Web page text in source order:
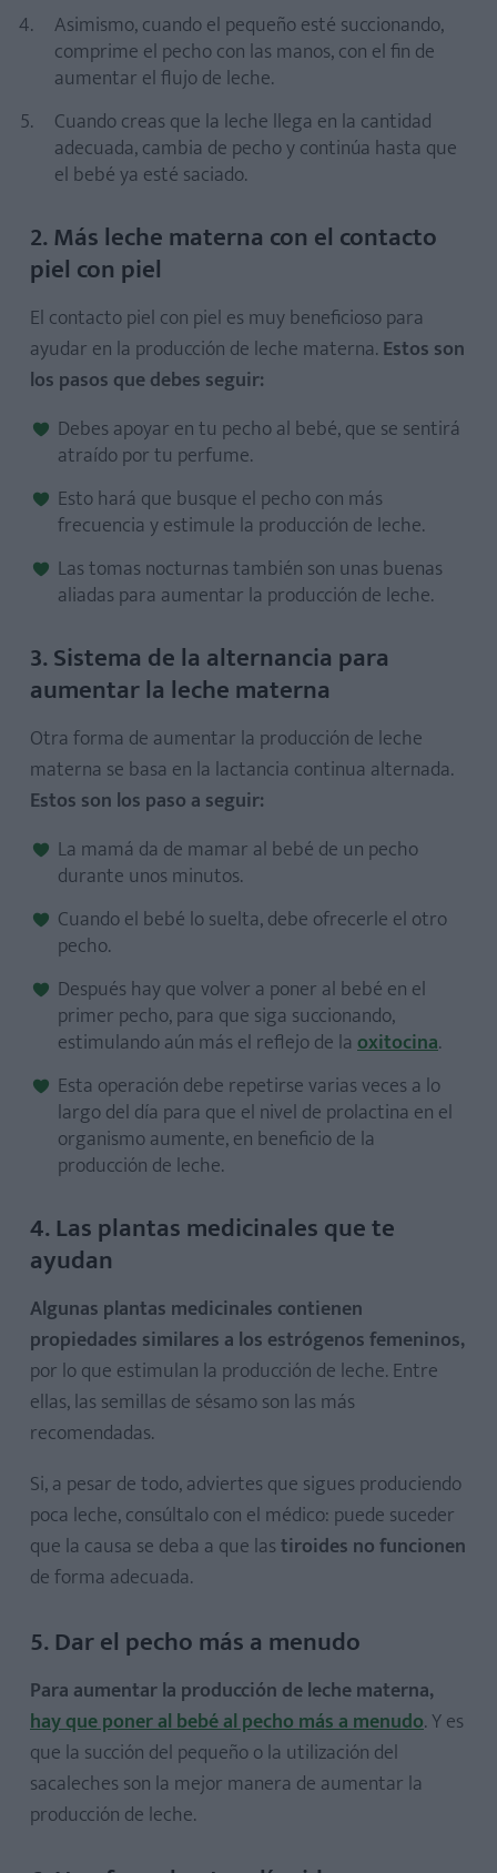
Asimismo, cuando el pequeño esté succionando,
comprime el pecho con las manos, con el fin de
aumentar el flujo de leche.
Cuando creas que la leche llega en la cantidad
adecuada, cambia de pecho y continúa hasta que
el bebé ya esté saciado.
2. Más leche materna con el contacto
piel con piel
El contacto piel con piel es muy beneficioso para
ayudar en la producción de leche materna. Estos son
los pasos que debes seguir:
Debes apoyar en tu pecho al bebé, que se sentirá
atraído por tu perfume.
Esto hará que busque el pecho con más
frecuencia y estimule la producción de leche.
Las tomas nocturnas también son unas buenas
aliadas para aumentar la producción de leche.
3. Sistema de la alternancia para
aumentar la leche materna
Otra forma de aumentar la producción de leche
materna se basa en la lactancia continua alternada.
Estos son los paso a seguir:
La mamá da de mamar al bebé de un pecho
durante unos minutos.
Cuando el bebé lo suelta, debe ofrecerle el otro
pecho.
Después hay que volver a poner al bebé en el
primer pecho, para que siga succionando,
estimulando aún más el reflejo de la oxitocina.
Esta operación debe repetirse varias veces a lo
largo del día para que el nivel de prolactina en el
organismo aumente, en beneficio de la
producción de leche.
4. Las plantas medicinales que te
ayudan
Algunas plantas medicinales contienen
propiedades similares a los estrógenos femeninos,
por lo que estimulan la producción de leche. Entre
ellas, las semillas de sésamo son las más
recomendadas.
Si, a pesar de todo, adviertes que sigues produciendo
poca leche, consúltalo con el médico: puede suceder
que la causa se deba a que lastiroides no funcionen
de forma adecuada.
5. Dar el pecho más a menudo
Para aumentar la producción de leche materna,
hay que poner al bebé al pecho más a menudo. Y es
que la succión del pequeño o la utilización del
sacaleches son la mejor manera de aumentar la
producción de leche.